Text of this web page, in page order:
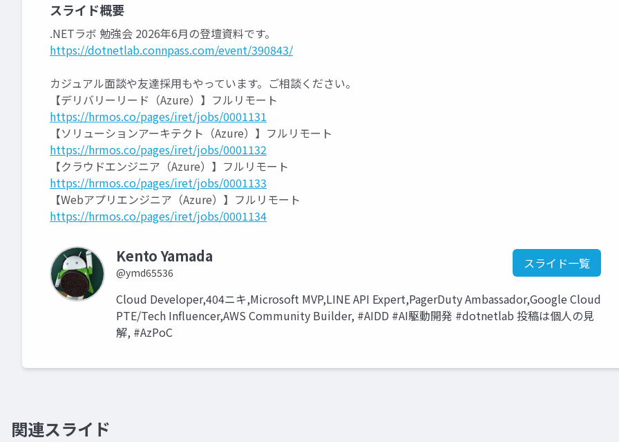
スライド概要
.NETラボ 勉強会 2026年6月の登壇資料です。
https://dotnetlab.connpass.com/event/390843/
カジュアル面談や友達採用もやっています。ご相談ください。
【デリバリーリード（Azure）】フルリモート
https://hrmos.co/pages/iret/jobs/0001131
【ソリューションアーキテクト（Azure）】フルリモート
https://hrmos.co/pages/iret/jobs/0001132
【クラウドエンジニア（Azure）】フルリモート
https://hrmos.co/pages/iret/jobs/0001133
【Webアプリエンジニア（Azure）】フルリモート
https://hrmos.co/pages/iret/jobs/0001134
Kento Yamada
@ymd65536
スライド一覧
Cloud Developer,404ニキ,Microsoft MVP,LINE API Expert,PagerDuty Ambassador,Google Cloud
PTE/Tech Influencer,AWS Community Builder, #AIDD #AI駆動開発 #dotnetlab 投稿は個人の見
解, #AzPoC
関連スライド